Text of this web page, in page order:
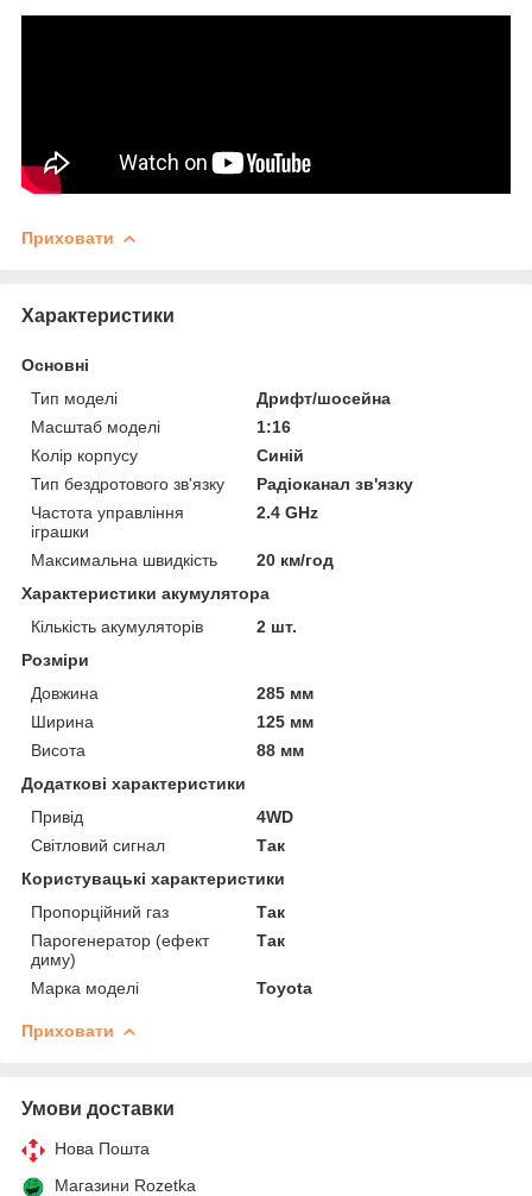
Приховати
Характеристики
Основні
Тип моделі
Дрифт/шосейна
Масштаб моделі
1:16
Колір корпусу
Синій
Тип бездротового зв'язку
Радіоканал зв'язку
Частота управління
іграшки
2.4 GHz
Максимальна швидкість
20 км/год
Характеристики акумулятора
Кількість акумуляторів
2 шт.
Розміри
Довжина
285 мм
Ширина
125 мм
Висота
88 мм
Додаткові характеристики
Привід
4WD
Світловий сигнал
Так
Користувацькі характеристики
Пропорційний газ
Так
Парогенератор (ефект
диму)
Так
Марка моделі Toyota
Приховати
Умови доставки
Нова Пошта
Магазини Rozetka